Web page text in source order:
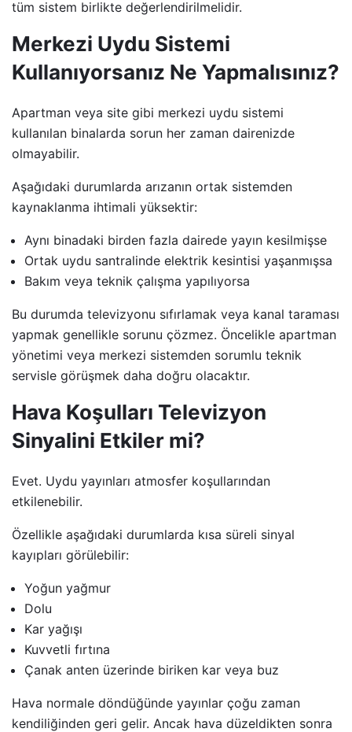
tüm sistem birlikte değerlendirilmelidir.
Merkezi Uydu Sistemi
Kullanıyorsanız Ne Yapmalısınız?
Apartman veya site gibi merkezi uydu sistemi
kullanılan binalarda sorun her zaman dairenizde
olmayabilir.
Aşağıdaki durumlarda arızanın ortak sistemden
kaynaklanma ihtimali yüksektir:
Aynı binadaki birden fazla dairede yayın kesilmişse
Ortak uydu santralinde elektrik kesintisi yaşanmışsa
Bakım veya teknik çalışma yapılıyorsa
Bu durumda televizyonu sıfırlamak veya kanal taraması
yapmak genellikle sorunu çözmez. Öncelikle apartman
yönetimi veya merkezi sistemden sorumlu teknik
servisle görüşmek daha doğru olacaktır.
Hava Koşulları Televizyon
Sinyalini Etkiler mi?
Evet. Uydu yayınları atmosfer koşullarından
etkilenebilir.
Özellikle aşağıdaki durumlarda kısa süreli sinyal
kayıpları görülebilir:
Yoğun yağmur
Dolu
Kar yağışı
Kuvvetli fırtına
Çanak anten üzerinde biriken kar veya buz
Hava normale döndüğünde yayınlar çoğu zaman
kendiliğinden geri gelir. Ancak hava düzeldikten sonra